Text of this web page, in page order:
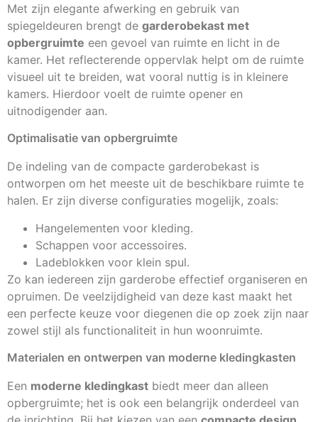
Met zijn elegante afwerking en gebruik van
spiegeldeuren brengt de garderobekast met
opbergruimte een gevoel van ruimte en licht in de
kamer. Het reflecterende oppervlak helpt om de ruimte
visueel uit te breiden, wat vooral nuttig is in kleinere
kamers. Hierdoor voelt de ruimte opener en
uitnodigender aan.
Optimalisatie van opbergruimte
De indeling van de compacte garderobekast is
ontworpen om het meeste uit de beschikbare ruimte te
halen. Er zijn diverse configuraties mogelijk, zoals:
Hangelementen voor kleding.
Schappen voor accessoires.
Ladeblokken voor klein spul.
Zo kan iedereen zijn garderobe effectief organiseren en
opruimen. De veelzijdigheid van deze kast maakt het
een perfecte keuze voor diegenen die op zoek zijn naar
zowel stijl als functionaliteit in hun woonruimte.
Materialen en ontwerpen van moderne kledingkasten
Een moderne kledingkast biedt meer dan alleen
opbergruimte; het is ook een belangrijk onderdeel van